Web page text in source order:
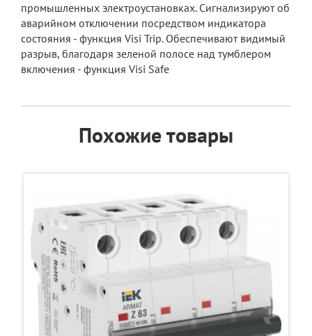
промышленных электроустановках. Сигнализируют об
аварийном отключении посредством индикатора
состояния - функция Visi Trip. Обеспечивают видимый
разрыв, благодаря зеленой полосе над тумблером
включения - функция Visi Safe
Похожие товары